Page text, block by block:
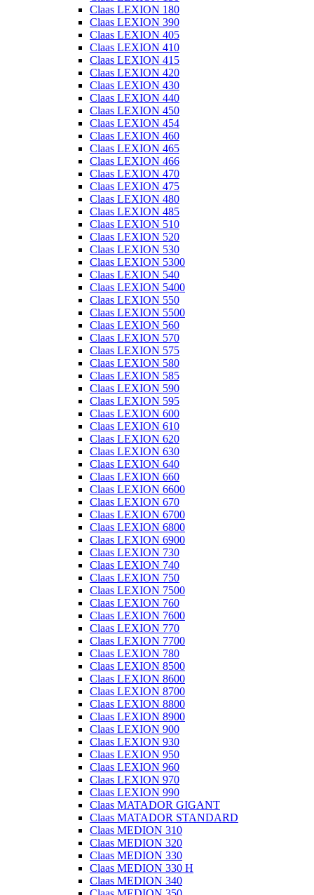
Claas LEXION 180
Claas LEXION 390
Claas LEXION 405
Claas LEXION 410
Claas LEXION 415
Claas LEXION 420
Claas LEXION 430
Claas LEXION 440
Claas LEXION 450
Claas LEXION 454
Claas LEXION 460
Claas LEXION 465
Claas LEXION 466
Claas LEXION 470
Claas LEXION 475
Claas LEXION 480
Claas LEXION 485
Claas LEXION 510
Claas LEXION 520
Claas LEXION 530
Claas LEXION 5300
Claas LEXION 540
Claas LEXION 5400
Claas LEXION 550
Claas LEXION 5500
Claas LEXION 560
Claas LEXION 570
Claas LEXION 575
Claas LEXION 580
Claas LEXION 585
Claas LEXION 590
Claas LEXION 595
Claas LEXION 600
Claas LEXION 610
Claas LEXION 620
Claas LEXION 630
Claas LEXION 640
Claas LEXION 660
Claas LEXION 6600
Claas LEXION 670
Claas LEXION 6700
Claas LEXION 6800
Claas LEXION 6900
Claas LEXION 730
Claas LEXION 740
Claas LEXION 750
Claas LEXION 7500
Claas LEXION 760
Claas LEXION 7600
Claas LEXION 770
Claas LEXION 7700
Claas LEXION 780
Claas LEXION 8500
Claas LEXION 8600
Claas LEXION 8700
Claas LEXION 8800
Claas LEXION 8900
Claas LEXION 900
Claas LEXION 930
Claas LEXION 950
Claas LEXION 960
Claas LEXION 970
Claas LEXION 990
Claas MATADOR GIGANT
Claas MATADOR STANDARD
Claas MEDION 310
Claas MEDION 320
Claas MEDION 330
Claas MEDION 330 H
Claas MEDION 340